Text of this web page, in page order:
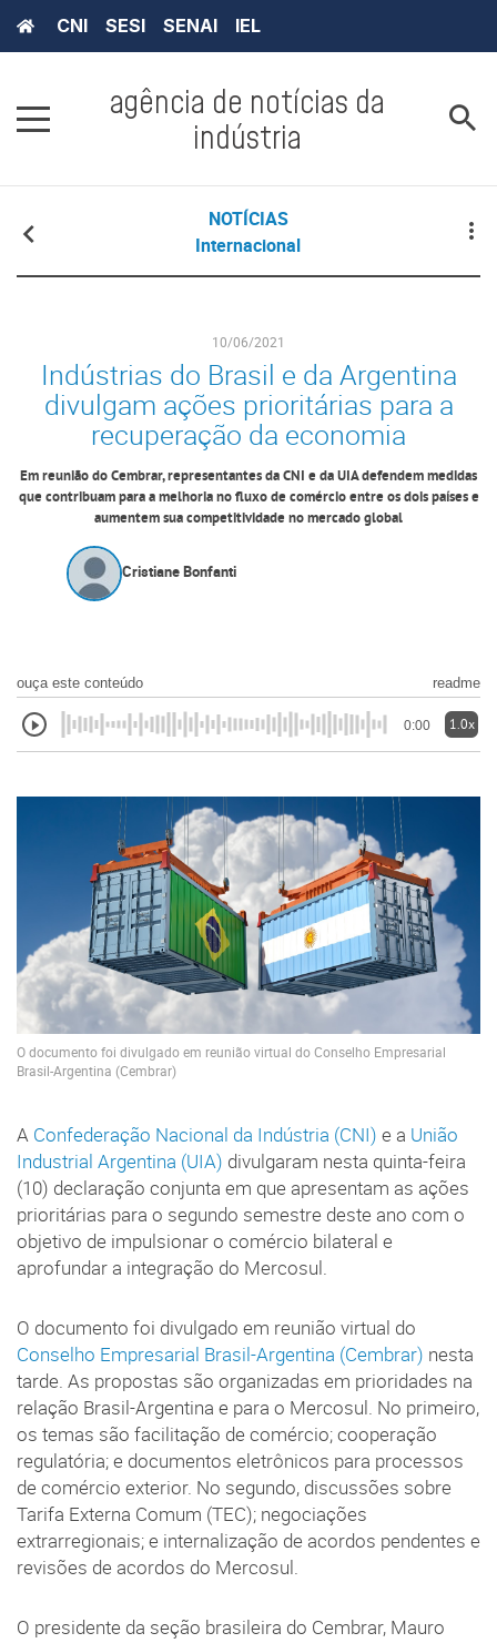
CNI SESI SENAI IEL
agência de notícias da
indústria
NOTÍCIAS
Internacional
10/06/2021
Indústrias do Brasil e da Argentina
divulgam ações prioritárias para a
recuperação da economia
Em reunião do Cembrar, representantes da CNI e da UIA defendem medidas
que contribuam para a melhoria no fluxo de comércio entre os dois países e
aumentem sua competitividade no mercado global
Cristiane Bonfanti
ouça este conteúdo readme
0:00 1.0x
O documento foi divulgado em reunião virtual do Conselho Empresarial
Brasil-Argentina (Cembrar)
A Confederação Nacional da Indústria (CNI) e a União
Industrial Argentina (UIA) divulgaram nesta quinta-feira
(10) declaração conjunta em que apresentam as ações
prioritárias para o segundo semestre deste ano com o
objetivo de impulsionar o comércio bilateral e
aprofundar a integração do Mercosul.
O documento foi divulgado em reunião virtual do
Conselho Empresarial Brasil-Argentina (Cembrar) nesta
tarde. As propostas são organizadas em prioridades na
relação Brasil-Argentina e para o Mercosul. No primeiro,
os temas são facilitação de comércio; cooperação
regulatória; e documentos eletrônicos para processos
de comércio exterior. No segundo, discussões sobre
Tarifa Externa Comum (TEC); negociações
extrarregionais; e internalização de acordos pendentes e
revisões de acordos do Mercosul.
O presidente da seção brasileira do Cembrar, Mauro